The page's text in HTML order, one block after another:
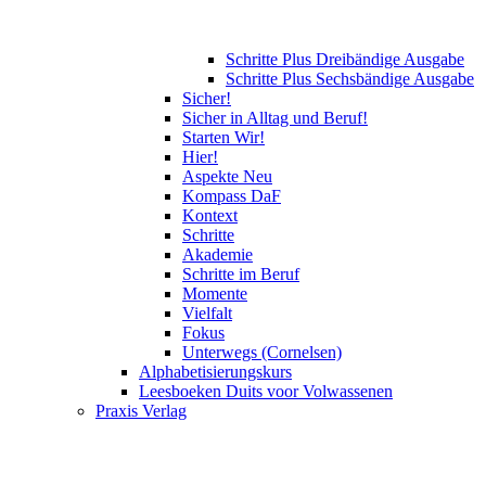
Schritte Plus Dreibändige Ausgabe
Schritte Plus Sechsbändige Ausgabe
Sicher!
Sicher in Alltag und Beruf!
Starten Wir!
Hier!
Aspekte Neu
Kompass DaF
Kontext
Schritte
Akademie
Schritte im Beruf
Momente
Vielfalt
Fokus
Unterwegs (Cornelsen)
Alphabetisierungskurs
Leesboeken Duits voor Volwassenen
Praxis Verlag